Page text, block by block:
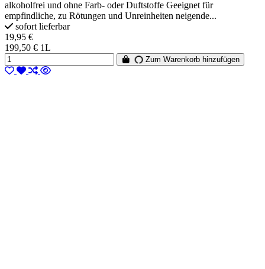
alkoholfrei und ohne Farb- oder Duftstoffe Geeignet für
empfindliche, zu Rötungen und Unreinheiten neigende...
sofort lieferbar
19,95 €
199,50 € 1L
Zum Warenkorb hinzufügen